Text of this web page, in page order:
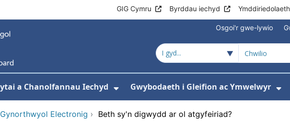
GIG Cymru Byrddau iechyd
Osgoi'r gwe-lywio
a Chanolfannau Iechyd Gwybodaeth i Gleifion ac Ymwelwyr
Electronig › Beth sy'n digwydd ar ol atgyfeiriad?